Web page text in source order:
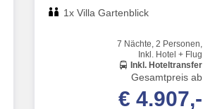
1x Villa Gartenblick
7 Nächte, 2 Personen,
Inkl. Hotel + Flug
Inkl. Hoteltransfer
Gesamtpreis ab
€ 4.907,-